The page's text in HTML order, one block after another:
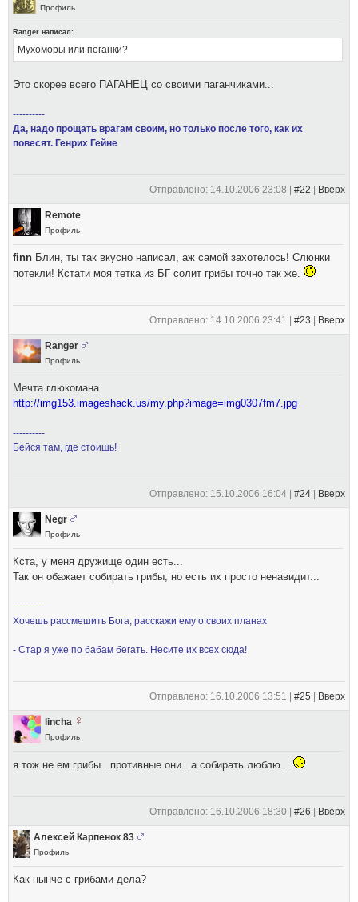
Профиль
Ranger написал:
Мухоморы или поганки?
Это скорее всего ПАГАНЕЦ со своими паганчиками...
----------
Да, надо прощать врагам своим, но только после того, как их
повесят. Генрих Гейне
Отправлено: 14.10.2006 23:08 | #22 Вверх
Remote
Профиль
finn Блин, ты так вкусно написал, аж самой захотелось! Слюнки
потекли! Кстати моя тетка из БГ солит грибы точно так же.
Отправлено: 14.10.2006 23:41 | #23 Вверх
Ranger
Профиль
Мечта глюкомана.
http://img153.imageshack.us/my.php?image=img0307fm7.jpg
----------
Бейся там, где стоишь!
Отправлено: 15.10.2006 16:04 | #24 Вверх
Negr
Профиль
Кста, у меня дружище один есть...
Так он обажает собирать грибы, но есть их просто ненавидит...
----------
Хочешь рассмешить Бога, расскажи ему о своих планах
- Стар я уже по бабам бегать. Несите их всех сюда!
Отправлено: 16.10.2006 13:51 | #25 Вверх
lincha
Профиль
я тож не ем грибы...противные они...а собирать люблю...
Отправлено: 16.10.2006 18:30 | #26 Вверх
Алексей Карпенок 83
Профиль
Как нынче с грибами дела?